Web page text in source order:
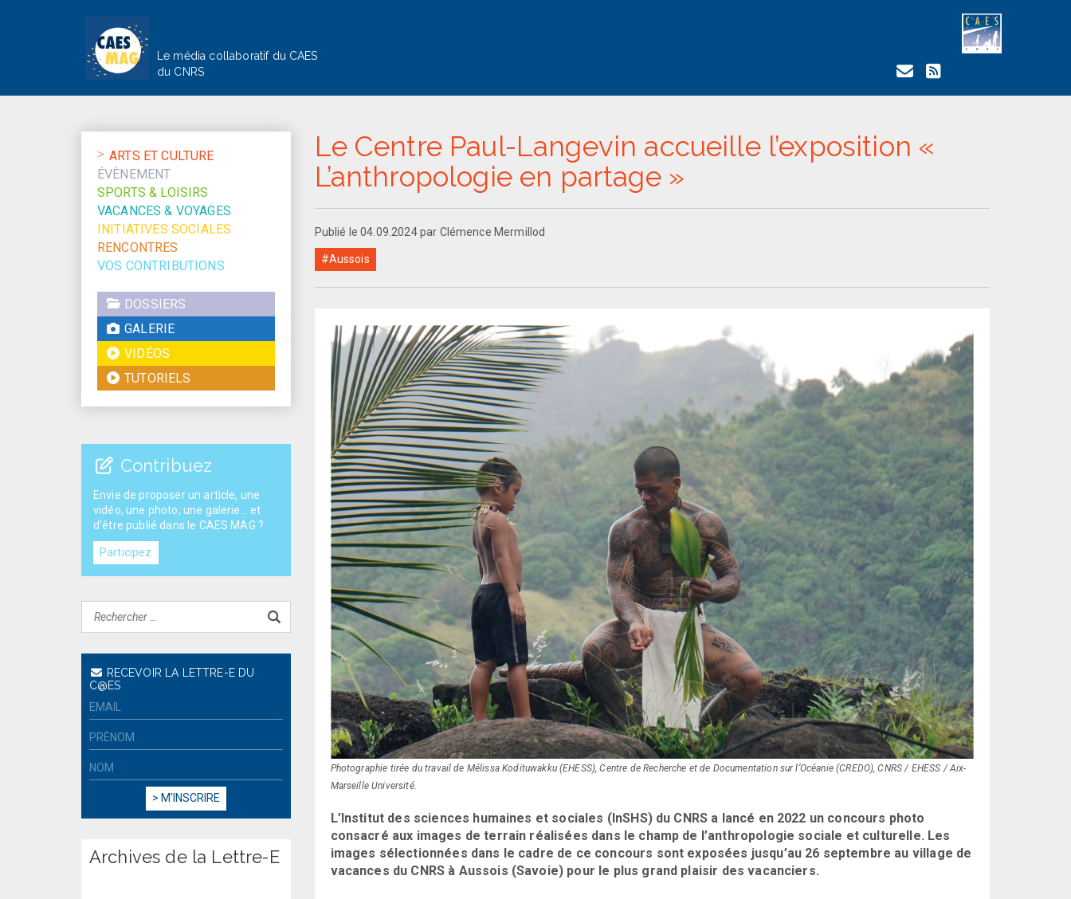
Le média collaboratif du CAES
du CNRS
Le Centre Paul-Langevin accueille l’exposition «
L’anthropologie en partage »
Publié le 04.09.2024 par Clémence Mermillod
#Aussois
Photographie tirée du travail de Mélissa Kodituwakku (EHESS), Centre de Recherche et de Documentation sur l’Océanie (CREDO), CNRS / EHESS / Aix-
Marseille Université.
L’Institut des sciences humaines et sociales (InSHS) du CNRS a lancé en 2022 un concours photo
consacré aux images de terrain réalisées dans le champ de l’anthropologie sociale et culturelle. Les
images sélectionnées dans le cadre de ce concours sont exposées jusqu’au 26 septembre au village de
vacances du CNRS à Aussois (Savoie) pour le plus grand plaisir des vacanciers.
ARTS ET CULTURE
ÉVÈNEMENT
SPORTS & LOISIRS
VACANCES & VOYAGES
INITIATIVES SOCIALES
RENCONTRES
VOS CONTRIBUTIONS
DOSSIERS
GALERIE
VIDÉOS
TUTORIELS
Contribuez
Envie de proposer un article, une
vidéo, une photo, une galerie... et
d'être publié dans le CAES MAG ?
Participez
RECEVOIR LA LETTRE-E DU
C@ES
Archives de la Lettre-E